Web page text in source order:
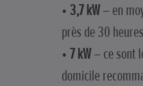
• 3,7 kW– en
près de 30
• 7 kW– ce sont
domicile